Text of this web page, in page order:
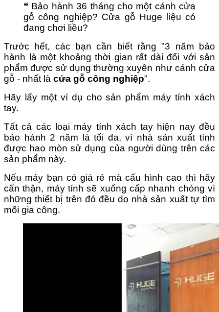
❝ Bảo hành 36 tháng cho một cánh cửa
gỗ công nghiệp? Cửa gỗ Huge liệu có
đang chơi liều?
Trước hết, các bạn cần biết rằng "3 năm bảo
hành là một khoảng thời gian rất dài đối với sản
phẩm được sử dụng thường xuyên như cánh cửa
gỗ - nhất là cửa gỗ công nghiệp".
Hãy lấy một ví dụ cho sản phẩm máy tính xách
tay.
Tất cả các loại máy tính xách tay hiện nay đều
bảo hành 2 năm là tối đa, vì nhà sản xuất tính
được hao mòn sử dụng của người dùng trên các
sản phẩm này.
Nếu máy bạn có giá rẻ mà cấu hình cao thì hãy
cẩn thận, máy tính sẽ xuống cấp nhanh chóng vì
những thiết bị trên đó đều do nhà sản xuất tự tìm
mối gia công.